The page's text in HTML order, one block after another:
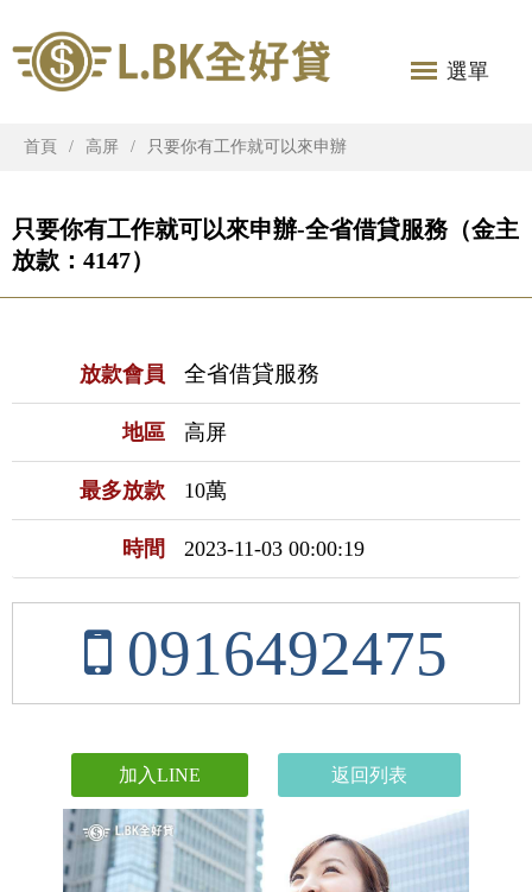
選單
首頁 高屏 只要你有工作就可以來申辦
只要你有工作就可以來申辦-全省借貸服務（金主
放款：4147）
放款會員 全省借貸服務
地區 高屏
最多放款 10萬
時間 2023-11-03 00:00:19
0916492475
加入LINE 返回列表